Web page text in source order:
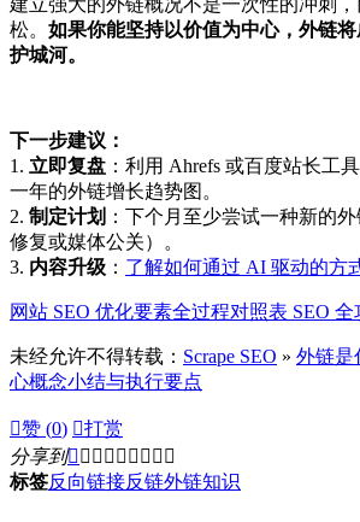
建立强大的外链概况不是一次性的冲刺
松。 如果你能坚持以价值为中心，外链
护城河。
下一步建议：
1. 立即复盘 ：利用 Ahrefs 或百度站长工
一年的外链增长趋势图。
2. 制定计划 ：下个月至少尝试一种新的
修复或媒体公关）。
3. 内容升级 ： 了解如何通过 AI 驱动的方
网站 SEO 优化要素全过程对照表 SEO 全
未经允许不得转载： Scrape SEO » 外链是
心概念小结与执行要点
赞 (0) 打赏
分享到        
标签反向链接反链外链知识